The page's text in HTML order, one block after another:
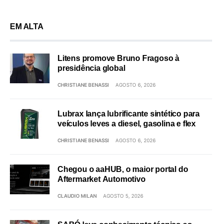
EM ALTA
Litens promove Bruno Fragoso à
presidência global
CHRISTIANE BENASSI AGOSTO 6, 2026
Lubrax lança lubrificante sintético para
veículos leves a diesel, gasolina e flex
CHRISTIANE BENASSI AGOSTO 6, 2026
Chegou o aaHUB, o maior portal do
Aftermarket Automotivo
CLAUDIO MILAN AGOSTO 5, 2026